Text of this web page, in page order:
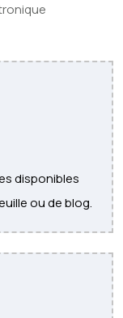
disponibles
ou de blog.